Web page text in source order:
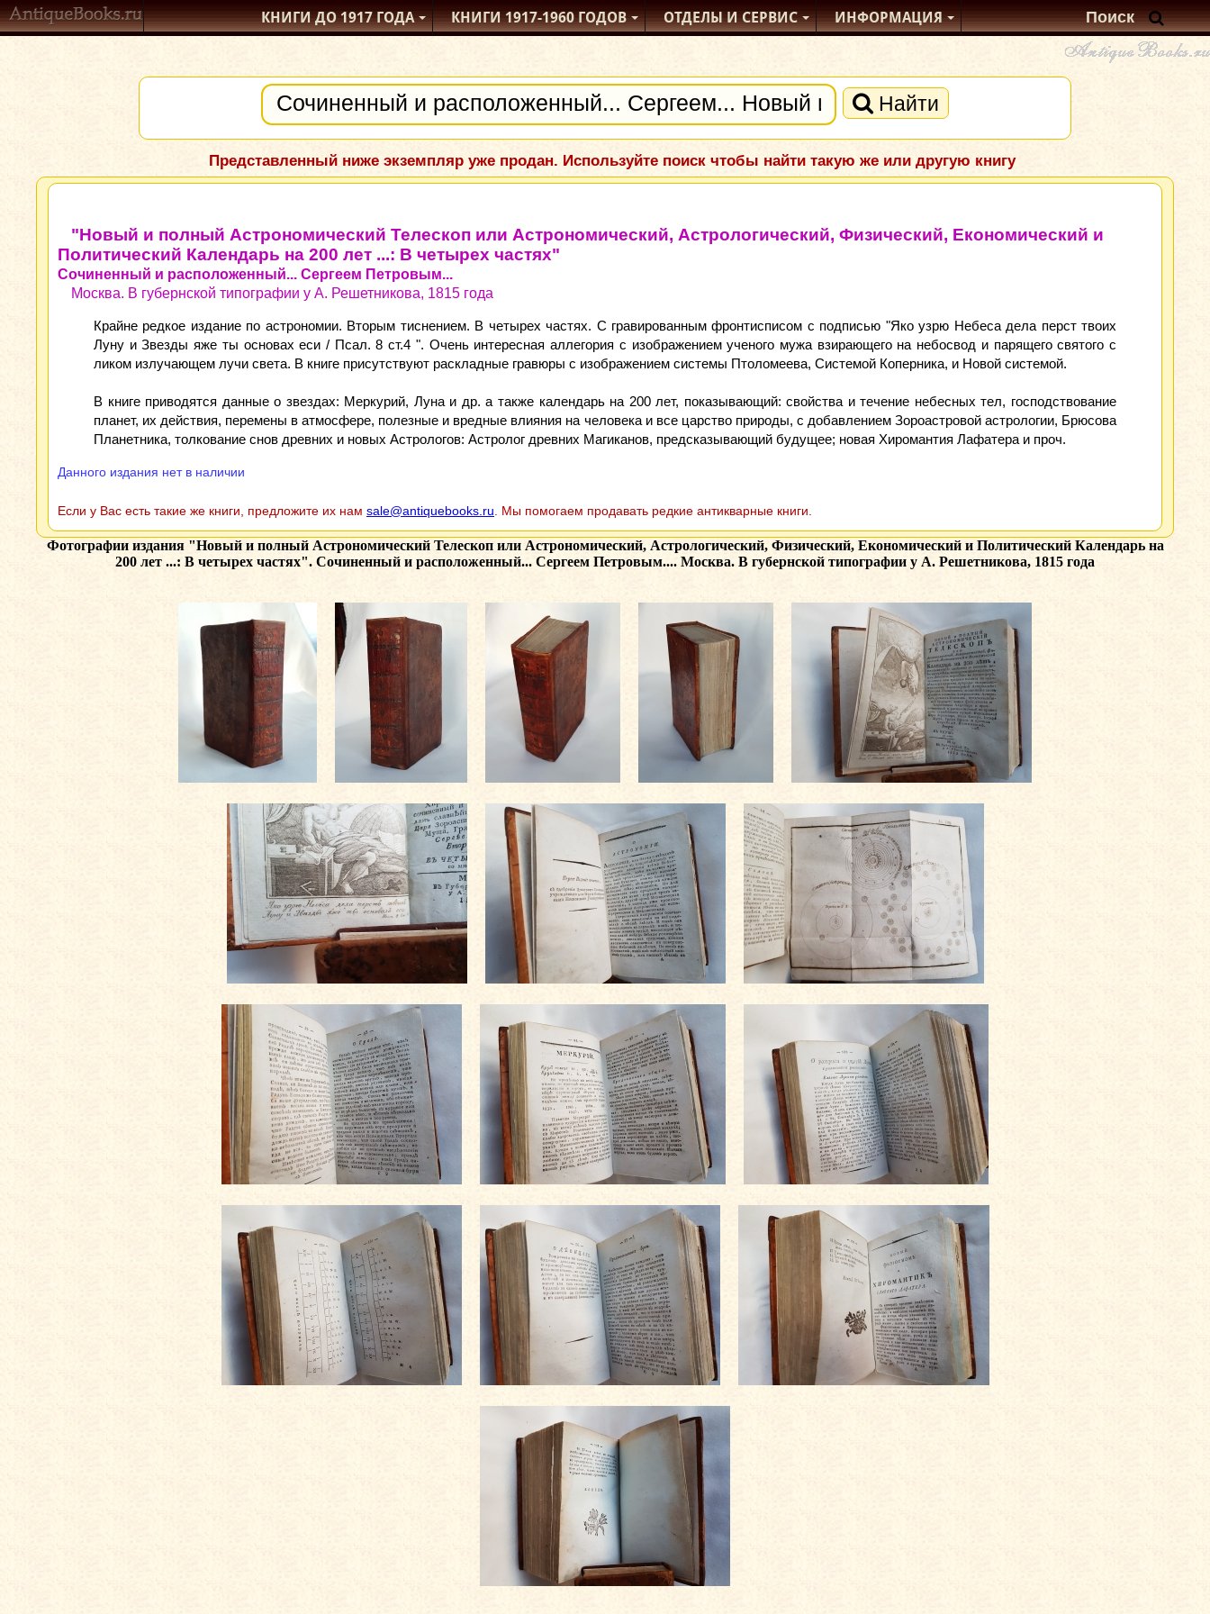
КНИГИ ДО 1917ГОДА КНИГИ1917-1960ГОДОВ ОТДЕЛЫИ СЕРВИС ИНФОРМАЦИЯ
Найти
Представленный ниже экземпляр уже продан. Используйте поиск чтобы найти такую же или другую книгу
"Новый и полный Астрономический Телескоп или Астрономический, Астрологический, Физический, Економический и
Политический Календарь на 200 лет ...: В четырех частях"
Сочиненный и расположенный... Сергеем Петровым...
Москва. В губернской типографии у А. Решетникова, 1815 года
Крайне редкое издание по астрономии. Вторым тиснением. В четырех частях. С гравированным фронтисписом с подписью "Яко узрю Небеса дела перст твоих
Луну и Звезды яже ты основах еси / Псал. 8 ст.4 ". Очень интересная аллегория с изображением ученого мужа взирающего на небосвод и парящего святого с
ликом излучающем лучи света. В книге присутствуют раскладные гравюры с изображением системы Птоломеева, Системой Коперника, и Новой системой.
В книге приводятся данные о звездах: Меркурий, Луна и др. а также календарь на 200 лет, показывающий: свойства и течение небесных тел, господствование
планет, их действия, перемены в атмосфере, полезные и вредные влияния на человека и все царство природы, с добавлением Зороастровой астрологии, Брюсова
Планетника, толкование снов древних и новых Астрологов: Астролог древних Магиканов, предсказывающий будущее; новая Хиромантия Лафатера и проч.
Данного издания нет в наличии
Если у Вас есть такие же книги, предложите их нам sale@antiquebooks.ru . Мы помогаем продавать редкие антикварные книги.
Фотографии издания "Новый и полный Астрономический Телескоп или Астрономический, Астрологический, Физический, Економический и Политический Календарь на
200 лет ...: В четырех частях". Сочиненный и расположенный... Сергеем Петровым.... Москва. В губернской типографии у А. Решетникова, 1815 года